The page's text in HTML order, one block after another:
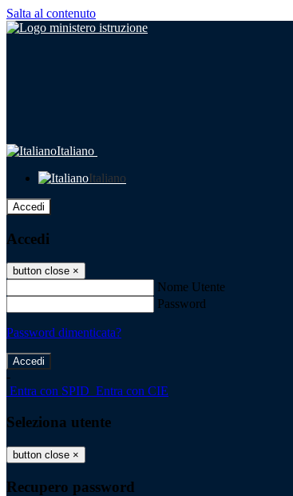
Salta al contenuto
Italiano
Italiano
Accedi
Accedi
button close ×
Nome Utente
Password
Password dimenticata?
-
Entra con SPID Entra con CIE
Seleziona utente
button close ×
Recupero password